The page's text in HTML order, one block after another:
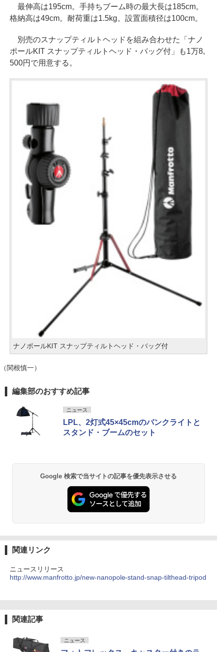
最伸高は195cm。手持ちブーム時の最大長は185cm。
格納高は49cm。耐荷重は1.5kg。設置面積径は100cm。
別売のスナップティルトヘッドを組み合わせた「ナノ
ポールKIT スナップティルトヘッド・バッグ付」も1万8,
500円で用意する。
ナノポールKIT スナップティルトヘッド・バッグ付
（関根慎一）
編集部のおすすめ記事
ニュース
LPL、2灯式45×45cmのバンクライトと
スタンド・ブームのセット
Google 検索で当サイトの記事を優先表示させる
関連リンク
ニュースリリース
http://www.manfrotto.jp/new-nanopole-stand-snap-tilthead-tripod
関連記事
ニュース